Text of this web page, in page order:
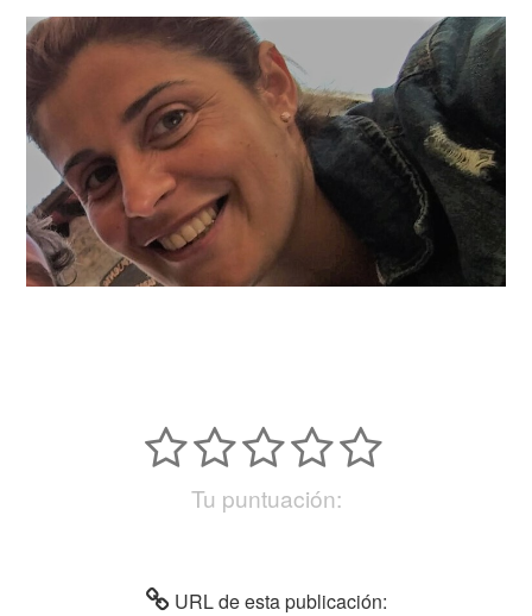
Tu puntuación:
URL de esta publicación: